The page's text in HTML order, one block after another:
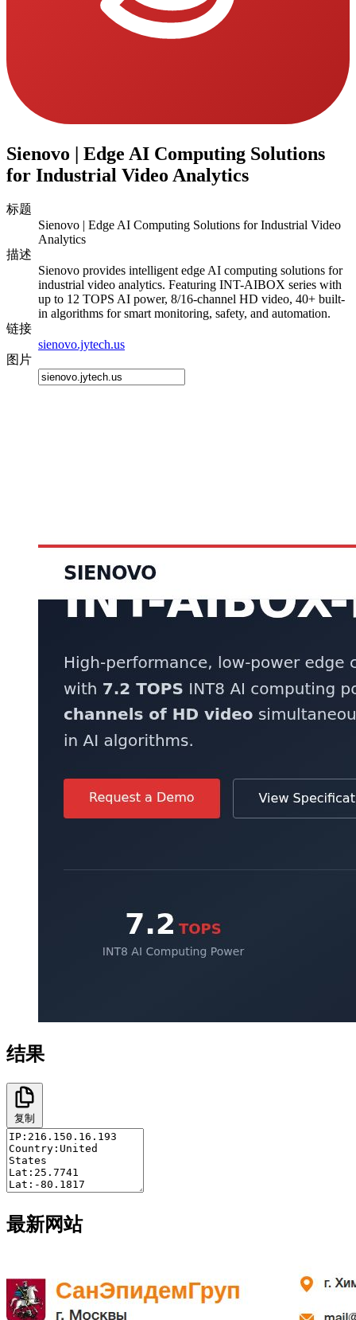
Sienovo | Edge AI Computing Solutions
for Industrial Video Analytics
标题
Sienovo | Edge AI Computing Solutions for Industrial Video
Analytics
描述
Sienovo provides intelligent edge AI computing solutions for
industrial video analytics. Featuring INT-AIBOX series with
up to 12 TOPS AI power, 8/16-channel HD video, 40+ built-
in algorithms for smart monitoring, safety, and automation.
链接
sienovo.jytech.us
图片
结果
复制
最新网站